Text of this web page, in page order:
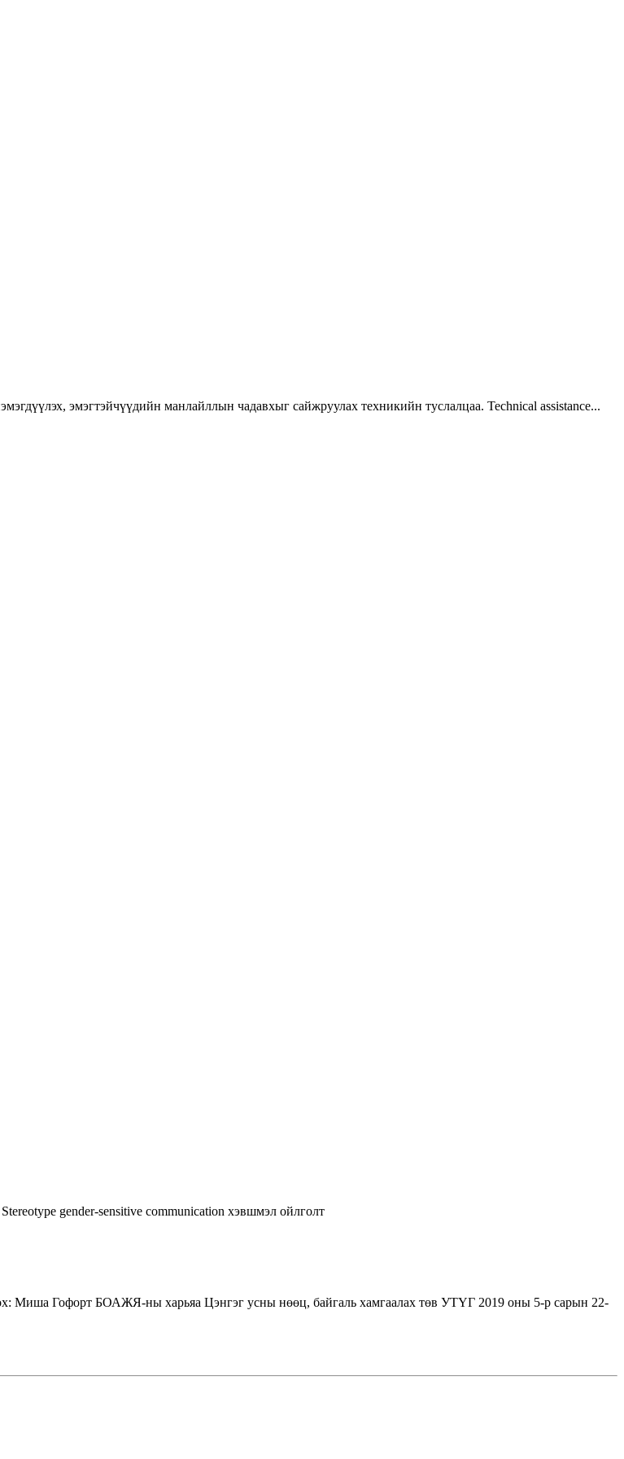
эмэгтэйчүүдийн манлайллын чадавхыг сайжруулах техникийн туслалцаа. Technical assistance...
Stereotype gender-sensitive communication хэвшмэл ойлголт
Миша Гофорт БОАЖЯ-ны харьяа Цэнгэг усны нөөц, байгаль хамгаалах төв УТҮГ 2019 оны 5-р сарын 22-